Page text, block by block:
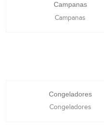
Campanas
Campanas
Congeladores
Congeladores